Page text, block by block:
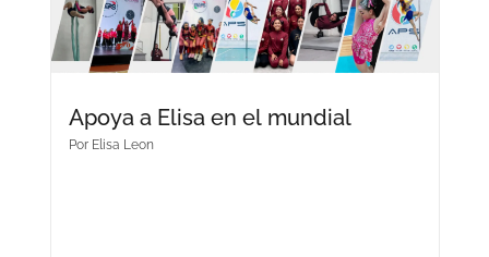
Apoya a Elisa en el mundial
PorElisa Leon